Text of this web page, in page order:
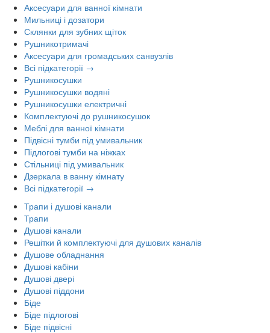
Аксесуари для ванної кімнати
Мильниці і дозатори
Склянки для зубних щіток
Рушникотримачі
Аксесуари для громадських санвузлів
Всі підкатегорії →
Рушникосушки
Рушникосушки водяні
Рушникосушки електричні
Комплектуючі до рушникосушок
Меблі для ванної кімнати
Підвісні тумби під умивальник
Підлогові тумби на ніжках
Стільниці під умивальник
Дзеркала в ванну кімнату
Всі підкатегорії →
Трапи і душові канали
Трапи
Душові канали
Решітки й комплектуючі для душових каналів
Душове обладнання
Душові кабіни
Душові двері
Душові піддони
Біде
Біде підлогові
Біде підвісні